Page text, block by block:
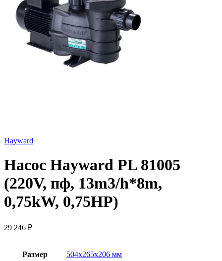
Hayward
Насос Hayward PL 81005
(220V, пф, 13m3/h*8m,
0,75kW, 0,75HP)
29 246 ₽
Размер 504x265x206 мм